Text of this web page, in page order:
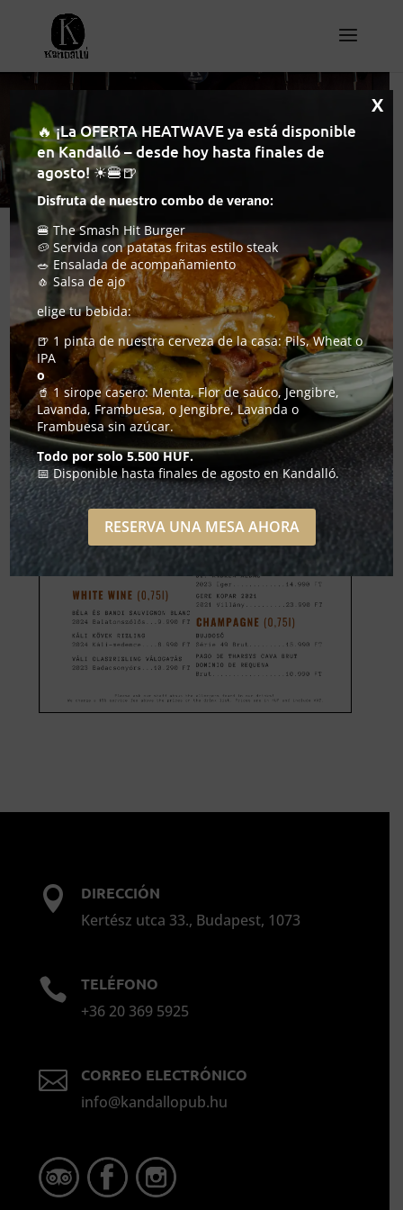
CARTA DE BEBIDAS
Página1/5 Zoom 100%
 DIRECCIÓN
Kertész utca 33., Budapest, 1073
 TELÉFONO
+36 20 369 5925
 CORREO ELECTRÓNICO
info@kandallopub.hu
🔥 ¡La OFERTA HEATWAVE ya está disponible
en Kandalló – desde hoy hasta finales de
agosto! ☀🍔🍺
Disfruta de nuestro combo de verano:
🍔 The Smash Hit Burger
🥔 Servida con patatas fritas estilo steak
🥗 Ensalada de acompañamiento
🧄 Salsa de ajo
elige tu bebida:
🍺 1 pinta de nuestra cerveza de la casa: Pils, Wheat o
IPA
o
🥤 1 sirope casero: Menta, Flor de saúco, Jengibre,
Lavanda, Frambuesa, o Jengibre, Lavanda o
Frambuesa sin azúcar.
Todo por solo 5.500 HUF.
📅 Disponible hasta finales de agosto en Kandalló.
RESERVA UNA MESA AHORA
X